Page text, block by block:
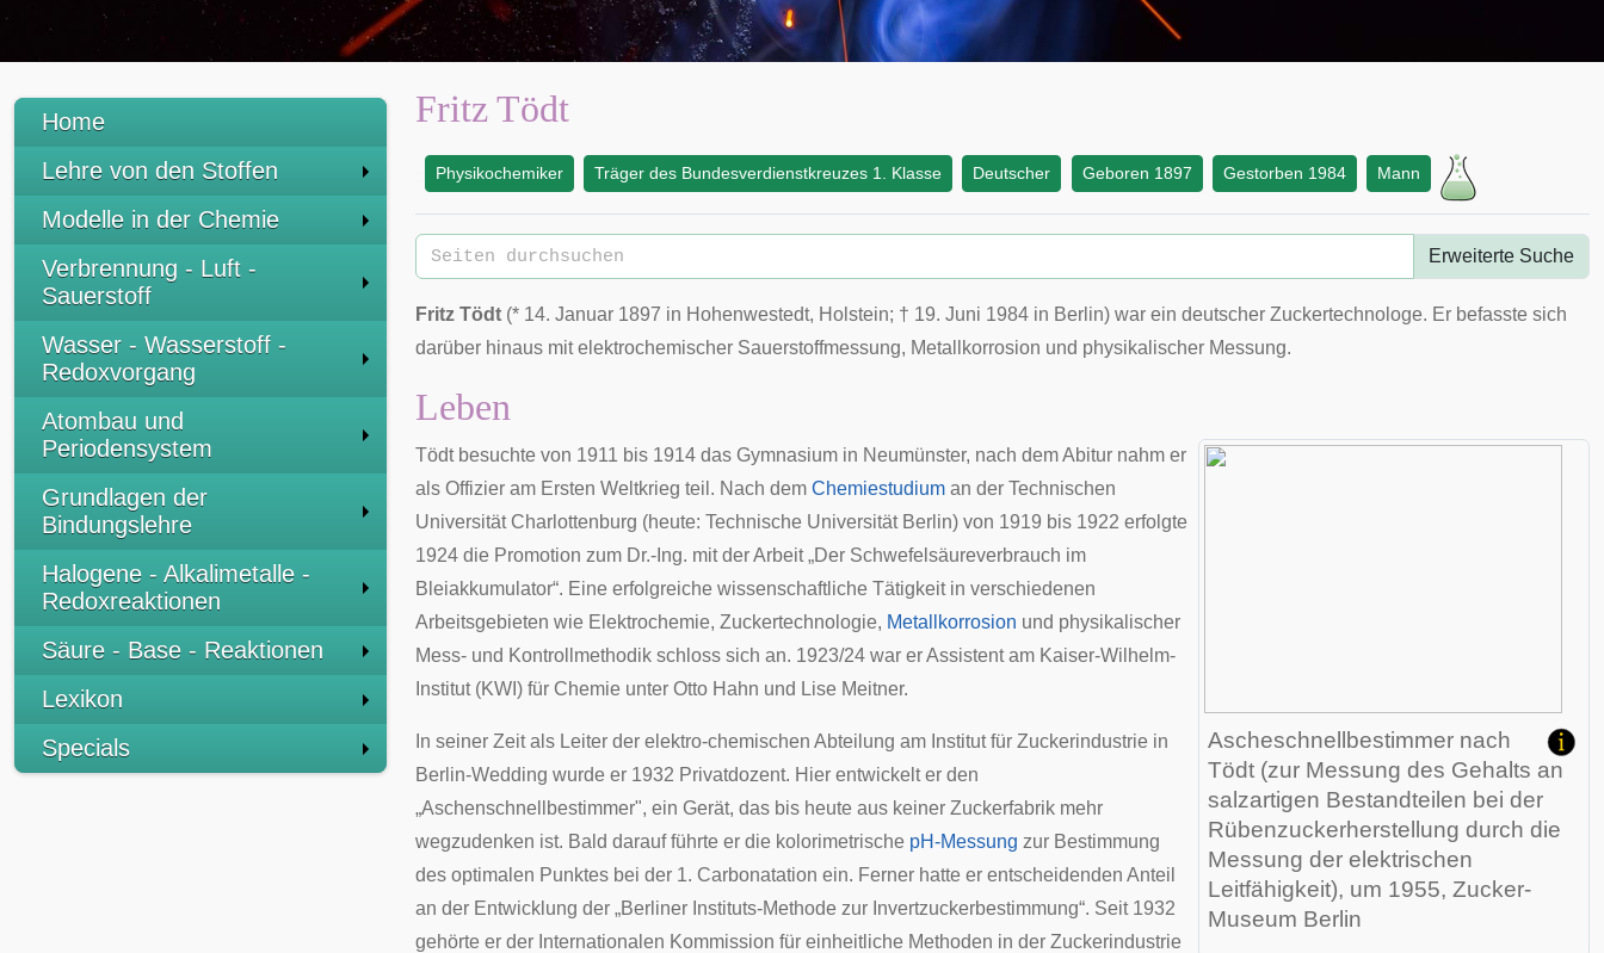
Home
Lehre von den Stoffen
Modelle in der Chemie
Verbrennung - Luft -
Sauerstoff
Wasser - Wasserstoff -
Redoxvorgang
Atombau und
Periodensystem
Grundlagen der
Bindungslehre
Halogene - Alkalimetalle -
Redoxreaktionen
Säure - Base - Reaktionen
Lexikon
Specials
Fritz Tödt
Physikochemiker Träger des Bundesverdienstkreuzes 1. Klasse Deutscher Geboren 1897 Gestorben 1984 Mann
Erweiterte Suche
Fritz Tödt (* 14. Januar 1897 in Hohenwestedt, Holstein; † 19. Juni 1984 in Berlin) war ein deutscher Zuckertechnologe. Er befasste sich
darüber hinaus mit elektrochemischer Sauerstoffmessung, Metallkorrosion und physikalischer Messung.
Leben
Ascheschnellbestimmer nach
Tödt (zur Messung des Gehalts an
salzartigen Bestandteilen bei der
Rübenzuckerherstellung durch die
Messung der elektrischen
Leitfähigkeit), um 1955, Zucker-
Museum Berlin
Tödt besuchte von 1911 bis 1914 das Gymnasium in Neumünster, nach dem Abitur nahm er
als Offizier am Ersten Weltkrieg teil. Nach dem Chemiestudium an der Technischen
Universität Charlottenburg (heute: Technische Universität Berlin) von 1919 bis 1922 erfolgte
1924 die Promotion zum Dr.-Ing. mit der Arbeit „Der Schwefelsäureverbrauch im
Bleiakkumulator“. Eine erfolgreiche wissenschaftliche Tätigkeit in verschiedenen
Arbeitsgebieten wie Elektrochemie, Zuckertechnologie, Metallkorrosion und physikalischer
Mess- und Kontrollmethodik schloss sich an. 1923/24 war er Assistent am Kaiser-Wilhelm-
Institut (KWI) für Chemie unter Otto Hahn und Lise Meitner.
In seiner Zeit als Leiter der elektro-chemischen Abteilung am Institut für Zuckerindustrie in
Berlin-Wedding wurde er 1932 Privatdozent. Hier entwickelt er den
„Aschenschnellbestimmer", ein Gerät, das bis heute aus keiner Zuckerfabrik mehr
wegzudenken ist. Bald darauf führte er die kolorimetrische pH-Messung zur Bestimmung
des optimalen Punktes bei der 1. Carbonatation ein. Ferner hatte er entscheidenden Anteil
an der Entwicklung der „Berliner Instituts-Methode zur Invertzuckerbestimmung“. Seit 1932
gehörte er der Internationalen Kommission für einheitliche Methoden in der Zuckerindustrie